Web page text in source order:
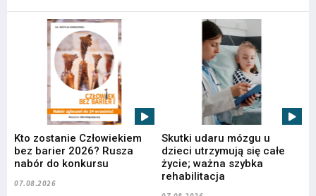
Kto zostanie Człowiekiem
bez barier 2026? Rusza
nabór do konkursu
07.08.2026
Skutki udaru mózgu u
dzieci utrzymują się całe
życie; ważna szybka
rehabilitacja